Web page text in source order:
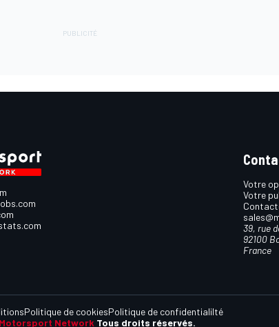
Votre
Votre
39, rue
92100
France
Motorsport Network Tous droits réservés.
Politique de cookiesPolitique de confidentialilté